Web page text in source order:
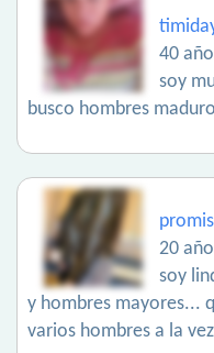
40
soy
busco hombres
20
soy
y hombres mayores...
varios hombres a la vez